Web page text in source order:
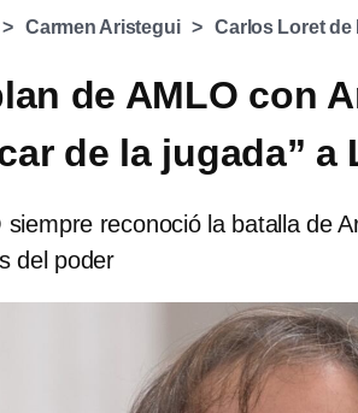
Carmen Aristegui Carlos Loret de
de AMLO con
de la jugada” a
siempre reconoció la batalla de
del poder